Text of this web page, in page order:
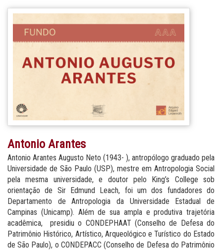
Antonio Arantes
Antonio Arantes Augusto Neto (1943- ), antropólogo graduado pela
Universidade de São Paulo (USP), mestre em Antropologia Social
pela mesma universidade, e doutor pelo King’s College sob
orientação de Sir Edmund Leach, foi um dos fundadores do
Departamento de Antropologia da Universidade Estadual de
Campinas (Unicamp). Além de sua ampla e produtiva trajetória
acadêmica, presidiu o CONDEPHAAT (Conselho de Defesa do
Patrimônio Histórico, Artístico, Arqueológico e Turístico do Estado
de São Paulo), o CONDEPACC (Conselho de Defesa do Patrimônio